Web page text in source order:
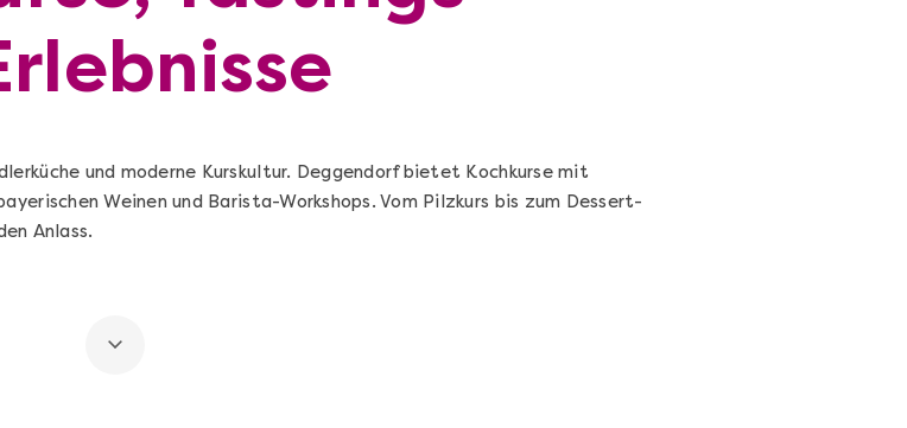
und moderne Kurskultur. Deggendorf bietet Kochkurse mit
Weinen und Barista-Workshops. Vom Pilzkurs bis zum Dessert-
Anlass.